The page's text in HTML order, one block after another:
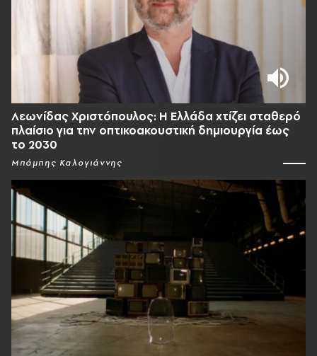
Λεωνίδας Χριστόπουλος: Η Ελλάδα χτίζει σταθερό
πλαίσιο για την οπτικοακουστική δημιουργία έως
το 2030
Μπάμπης Καλογιάννης